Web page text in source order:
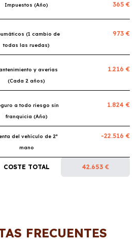
Impuestos (Año) 365 €
(1 cambio de
todas las ruedas)
973 €
y averías
(Cada 2 años)
1.216 €
a todo riesgo sin
franquicia (Año)
1.824 €
del vehículo de 2ª
mano
-22.516 €
COSTE TOTAL 42.653 €
FRECUENTES